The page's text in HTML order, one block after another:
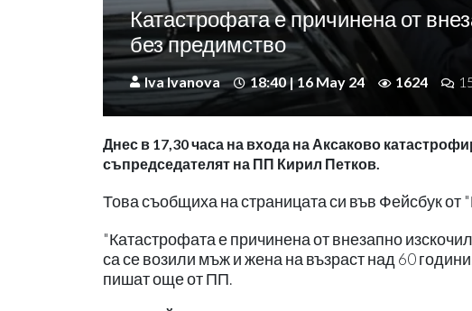
Катастрофата е причинена от
без предимство
Iva Ivanova 18:40 | 16 May 24 1624
Днес в 17,30 часа на входа на Аксаково
съпредседателят на ПП Кирил Петков.
Това съобщиха на страницата си във Фейсбук
"Катастрофата е причинена от внезапно
са се возили мъж и жена на възраст над 60
пишат още от ПП.